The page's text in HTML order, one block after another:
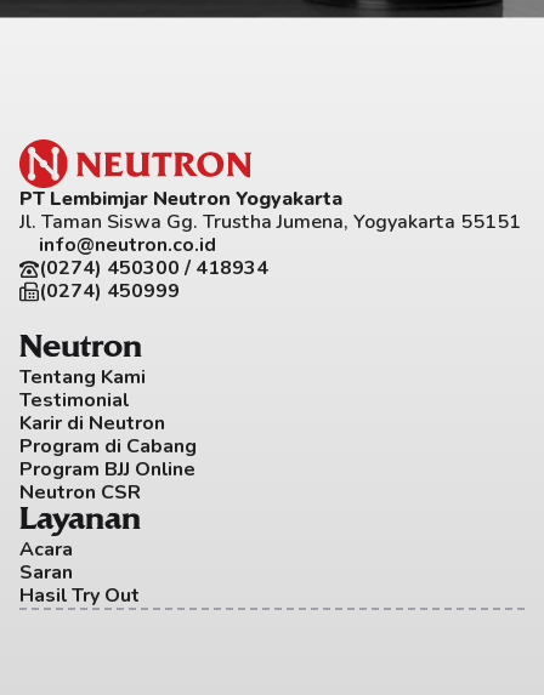
PT Lembimjar Neutron Yogyakarta
Jl. Taman Siswa Gg. Trustha Jumena, Yogyakarta 55151
info@neutron.co.id
(0274) 450300 / 418934
(0274) 450999
Neutron
Tentang Kami
Testimonial
Karir di Neutron
Program di Cabang
Program BJJ Online
Neutron CSR
Layanan
Acara
Saran
Hasil Try Out